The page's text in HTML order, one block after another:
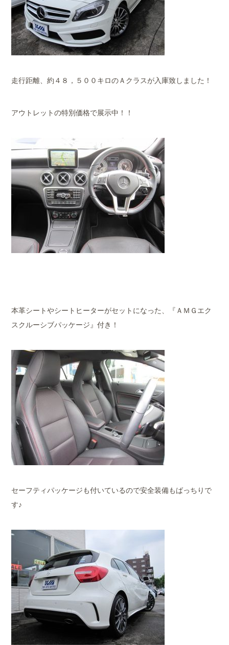
走行距離、約４８，５００キロのＡクラスが入庫致しました！
アウトレットの特別価格で展示中！！
本革シートやシートヒーターがセットになった、『ＡＭＧエク
スクルーシブパッケージ』付き！
セーフティパッケージも付いているので安全装備もばっちりで
す♪